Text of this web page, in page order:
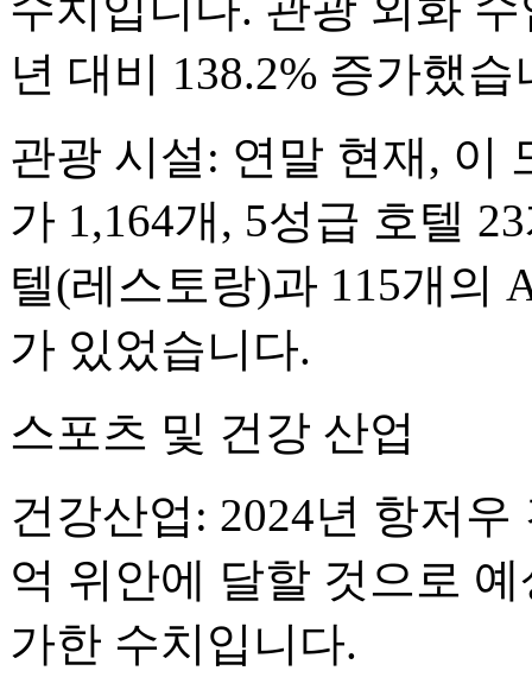
년 대비 138.2% 증가했습
관광 시설: 연말 현재, 이
가 1,164개, 5성급 호텔
텔(레스토랑)과 115개의
가 있었습니다.
스포츠 및 건강 산업
건강산업: 2024년 항저
억 위안에 달할 것으로
가한 수치입니다.